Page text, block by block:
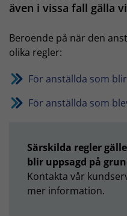
även i vissa fall gälla
Beroende på när den
olika regler:
För anställda som
För anställda som
Särskilda regler
blir uppsagd på
Kontakta vår
mer information.